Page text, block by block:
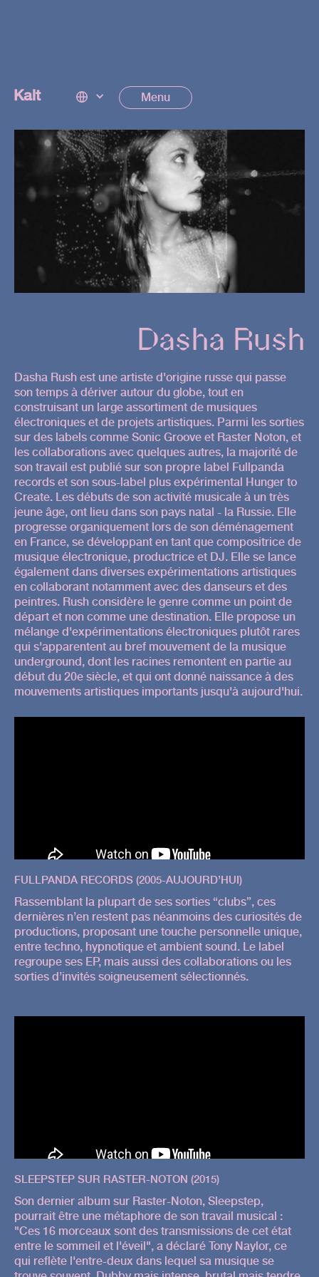
Kalt Menu
< Retour
Dasha Rush
Dasha Rush est une artiste d'origine russe qui passe
son temps à dériver autour du globe, tout en
construisant un large assortiment de musiques
électroniques et de projets artistiques. Parmi les sorties
sur des labels comme Sonic Groove et Raster Noton, et
les collaborations avec quelques autres, la majorité de
son travail est publié sur son propre label Fullpanda
records et son sous-label plus expérimental Hunger to
Create. Les débuts de son activité musicale à un très
jeune âge, ont lieu dans son pays natal - la Russie. Elle
progresse organiquement lors de son déménagement
en France, se développant en tant que compositrice de
musique électronique, productrice et DJ. Elle se lance
également dans diverses expérimentations artistiques
en collaborant notamment avec des danseurs et des
peintres. Rush considère le genre comme un point de
départ et non comme une destination. Elle propose un
mélange d'expérimentations électroniques plutôt rares
qui s'apparentent au bref mouvement de la musique
underground, dont les racines remontent en partie au
début du 20e siècle, et qui ont donné naissance à des
mouvements artistiques importants jusqu'à aujourd'hui.
FULLPANDA RECORDS (2005-AUJOURD’HUI)
Rassemblant la plupart de ses sorties “clubs”, ces
dernières n’en restent pas néanmoins des curiosités de
productions, proposant une touche personnelle unique,
entre techno, hypnotique et ambient sound. Le label
regroupe ses EP, mais aussi des collaborations ou les
sorties d’invités soigneusement sélectionnés.
SLEEPSTEP SUR RASTER-NOTON (2015)
Son dernier album sur Raster-Noton, Sleepstep,
pourrait être une métaphore de son travail musical :
"Ces 16 morceaux sont des transmissions de cet état
entre le sommeil et l'éveil", a déclaré Tony Naylor, ce
qui reflète l'entre-deux dans lequel sa musique se